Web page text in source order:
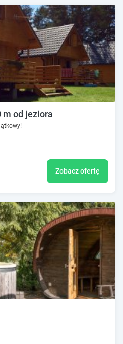
m od jeziora
Zobacz ofertę